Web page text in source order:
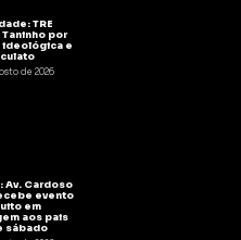
TRE
por
e
de 2026
Av. Cardoso
evento
em
aos pais
sábado